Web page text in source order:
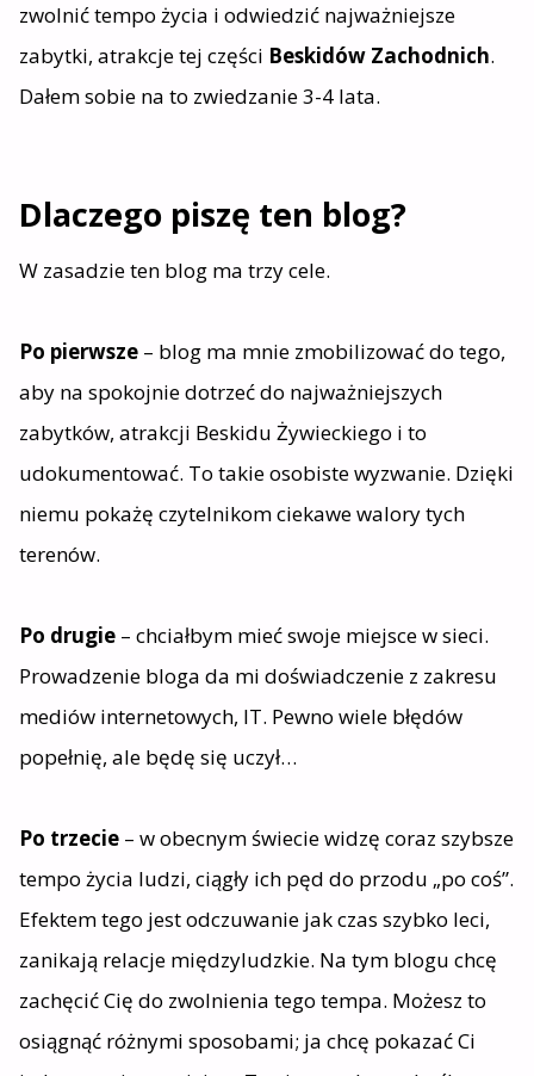
zwolnić tempo życia i odwiedzić najważniejsze
zabytki, atrakcje tej części Beskidów Zachodnich.
Dałem sobie na to zwiedzanie 3-4 lata.
Dlaczego piszę ten blog?
W zasadzie ten blog ma trzy cele.
Po pierwsze – blog ma mnie zmobilizować do tego,
aby na spokojnie dotrzeć do najważniejszych
zabytków, atrakcji Beskidu Żywieckiego i to
udokumentować. To takie osobiste wyzwanie. Dzięki
niemu pokażę czytelnikom ciekawe walory tych
terenów.
Po drugie – chciałbym mieć swoje miejsce w sieci.
Prowadzenie bloga da mi doświadczenie z zakresu
mediów internetowych, IT. Pewno wiele błędów
popełnię, ale będę się uczył…
Po trzecie – w obecnym świecie widzę coraz szybsze
tempo życia ludzi, ciągły ich pęd do przodu „po coś”.
Efektem tego jest odczuwanie jak czas szybko leci,
zanikają relacje międzyludzkie. Na tym blogu chcę
zachęcić Cię do zwolnienia tego tempa. Możesz to
osiągnąć różnymi sposobami; ja chcę pokazać Ci